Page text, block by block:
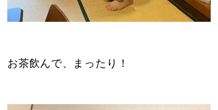
お茶飲んで、まったり！